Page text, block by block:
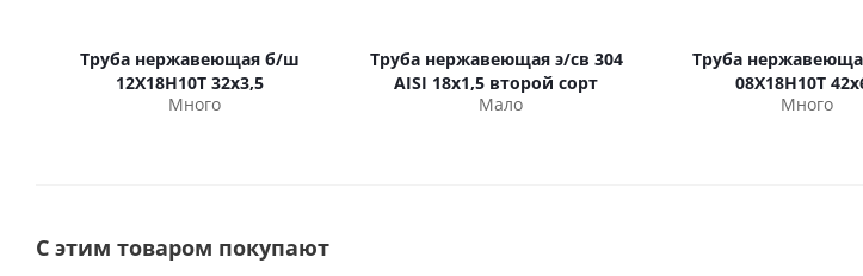
Труба нержавеющая б/ш
12Х18Н10Т 32х3,5
Много
Труба нержавеющая э/св 304
AISI 18х1,5 второй сорт
Мало
Труба
08Х18Н10Т
Много
С этим товаром покупают